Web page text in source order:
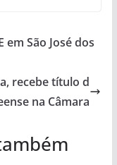
em São José dos
recebe título d
na Câmara